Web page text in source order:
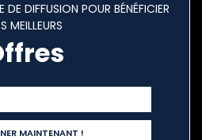
DE DIFFUSION POUR BÉNÉFICIER
MEILLEURS